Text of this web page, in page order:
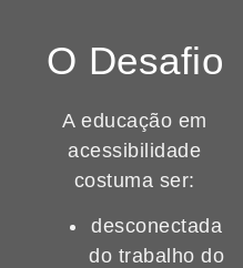
O Desafio
A educação em
acessibilidade
costuma ser:
desconectada
do trabalho do